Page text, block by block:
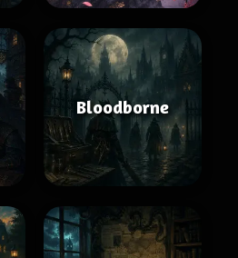
Bloodborne